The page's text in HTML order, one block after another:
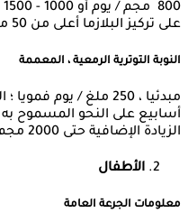
على تركيز البلازما أعلى من 50 مجم / لتر (346 مكمول / لتر)
النوبة التوترية الرمعية ، المعممة
الزيادة الإضافية حتى 2000 مجم / يوم ضرورية
الأطفال
معلومات الجرعة العامة